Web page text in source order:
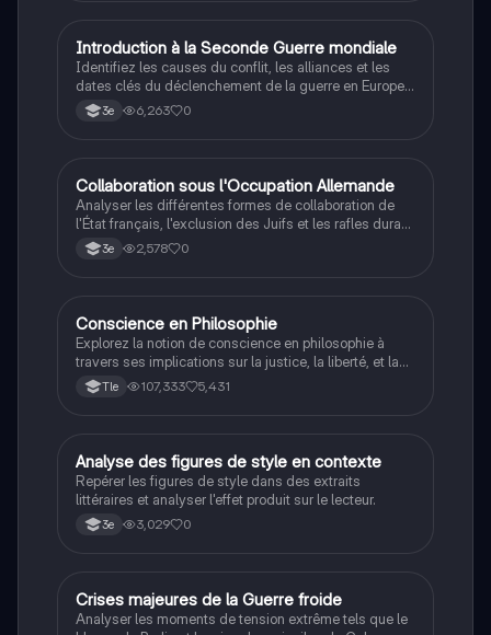
IHistoire
Introduction à la Seconde Guerre mondiale
Identifiez les causes du conflit, les alliances et les
dates clés du déclenchement de la guerre en Europe
et dans le Pacifique.
3e 6,263 0
CHistoire
Collaboration sous l'Occupation Allemande
Analyser les différentes formes de collaboration de
l'État français, l'exclusion des Juifs et les rafles durant
la Seconde Guerre mondiale.
3e 2,578 0
Philosophie
Conscience en Philosophie
Explorez la notion de conscience en philosophie à
travers ses implications sur la justice, la liberté, et la
connaissance. Cette fiche de révision aborde les
débats philosophiques sur la conscience, le cogito, et
étudiants en philosophie cherchant à approfondir leur
compréhension des enjeux éthiques et existentiels.
Tle 107,333 5,431
AFrançais
Analyse des figures de style en contexte
Repérer les figures de style dans des extraits
littéraires et analyser l'effet produit sur le lecteur.
3e 3,029 0
CHistoire
Crises majeures de la Guerre froide
Analyser les moments de tension extrême tels que le